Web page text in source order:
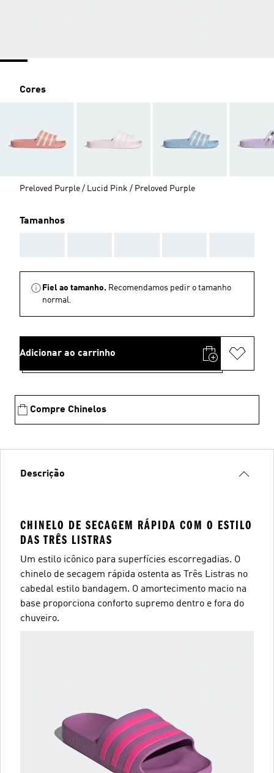
Cores
Preloved Purple / Lucid Pink / Preloved Purple
Tamanhos
Fiel ao tamanho. Recomendamos pedir o tamanho
normal.
Adicionar ao carrinho
Compre Chinelos
Descrição
CHINELO DE SECAGEM RÁPIDA COM O ESTILO
DAS TRÊS LISTRAS
Um estilo icônico para superfícies escorregadias. O
chinelo de secagem rápida ostenta as Três Listras no
cabedal estilo bandagem. O amortecimento macio na
base proporciona conforto supremo dentro e fora do
chuveiro.